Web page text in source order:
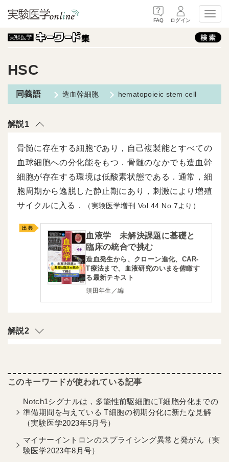
FAQ ログイン
HSC
造血幹細胞 hematopoieic stem cell
解説1
骨髄に存在する細胞であり，自己複製能とすべての
血球細胞への分化能をもつ．骨髄のなかでも造血幹
細胞が存在する環境は低酸素状態である．通常，細
胞周期から逸脱した静止期にあり，刺激により増殖
サイクルに入る．
（実験医学増刊 44 7より）
血液学 未解決課題に基礎と
臨床の統合で挑む
造血発生から、クローン進化、CAR-
T療法まで、血液研究のいまを俯瞰す
る最新テキスト
須田年生／編
解説2
Notch1シグナルは，多能性前駆細胞にT細胞分化までの
準備期間を与えている T細胞の初期分化に新たな見解
（実験医学2023年5月号）
マイナーイントロンのスプライシング異常と発がん（実
験医学2023年8月号）